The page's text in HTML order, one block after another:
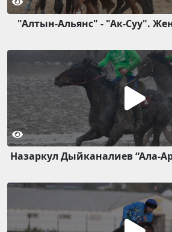
"Алтын-Альянс" - "Ак-Суу".
Назаркул Дыйканалиев “Ала-